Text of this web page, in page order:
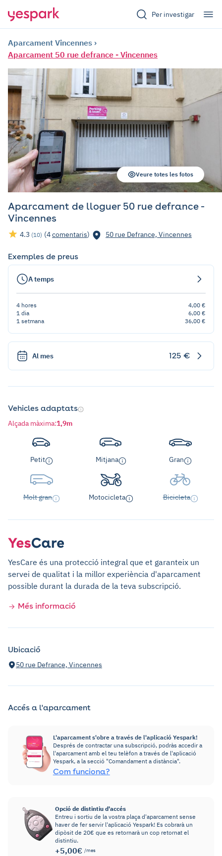
Per investigar
Aparcament Vincennes
Aparcament 50 rue defrance - Vincennes
Aparcament de lloguer 50 rue defrance -
Vincennes
4.3 (10) (4comentaris) 50 rue Defrance, Vincennes
Veure totes les fotos
Exemples de preus
A temps
4 hores
4,00 €
1 dia
6,00 €
1 setmana
36,00 €
Al mes 125 €
Vehicles adaptats
Alçada màxima:1,9m
Petit Mitjana Gran
Molt gran Motocicleta Bicicleta
YesCare és una protecció integral que et garanteix un
servei de qualitat i la millor experiència d'aparcament
possible durant la durada de la teva subscripció.
Més informació
Ubicació
50 rue Defrance, Vincennes
Accés a l'aparcament
L'aparcament s'obre a través de l'aplicació Yespark!
Després de contractar una subscripció, podràs accedir a
l'aparcament amb el teu telèfon a través de l'aplicació
Yespark, a la secció "Comandament a distància".
Com funciona?
Opció de distintiu d'accés
Entreu i sortiu de la vostra plaça d'aparcament sense
haver de fer servir l'aplicació Yespark! Es cobrarà un
dipòsit de 20€ que es retornarà un cop retornat el
distintiu.
+5,00€ /mes